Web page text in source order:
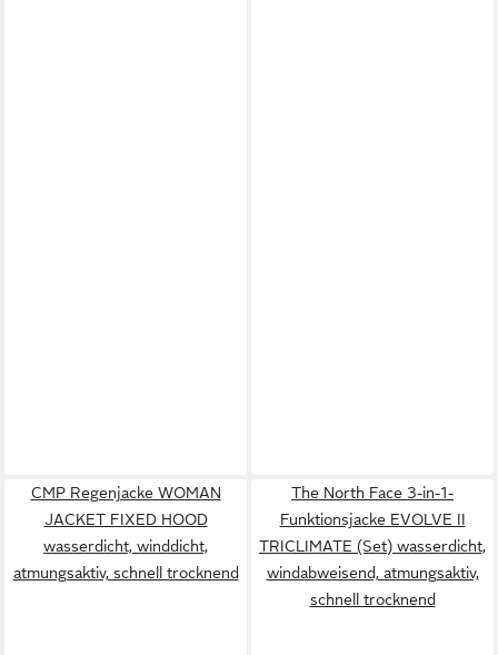
CMP Regenjacke WOMAN
JACKET FIXED HOOD
wasserdicht, winddicht,
atmungsaktiv, schnell trocknend
The North Face 3-in-1-
Funktionsjacke EVOLVE II
TRICLIMATE (Set) wasserdicht,
windabweisend, atmungsaktiv,
schnell trocknend